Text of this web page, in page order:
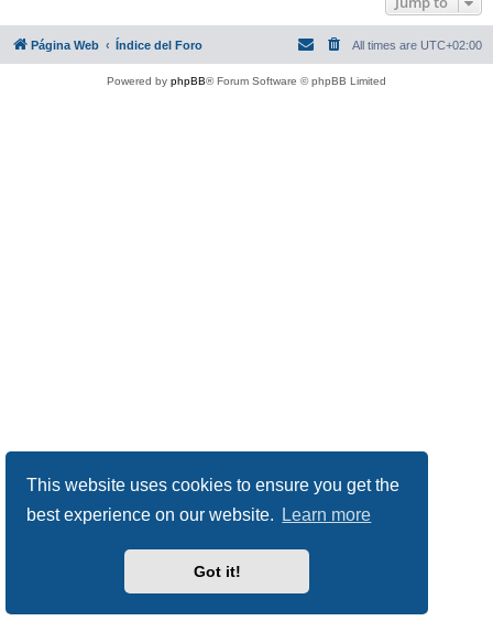
This website uses cookies to ensure you get the
best experience on our website.
Learn more
Got it!
Página Web Índice del Foro All times are UTC+02:00
Powered by phpBB® Forum Software © phpBB Limited